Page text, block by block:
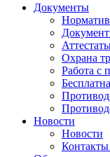
Документы
Охрана
Работа с
Новости
Новости